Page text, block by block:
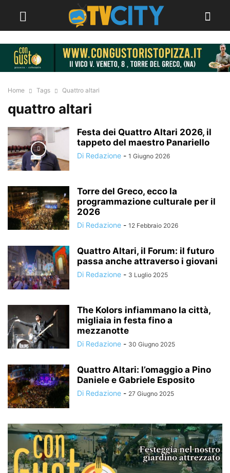
Home Tags Quattro altari
quattro altari
Festa dei Quattro Altari 2026, il
tappeto del maestro Panariello
Di Redazione - 1 Giugno 2026
Torre del Greco, ecco la
programmazione culturale per il
2026
Di Redazione - 12 Febbraio 2026
Quattro Altari, il Forum: il futuro
passa anche attraverso i giovani
Di Redazione - 3 Luglio 2025
The Kolors infiammano la città,
migliaia in festa fino a
mezzanotte
Di Redazione - 30 Giugno 2025
Quattro Altari: l’omaggio a Pino
Daniele e Gabriele Esposito
Di Redazione - 27 Giugno 2025